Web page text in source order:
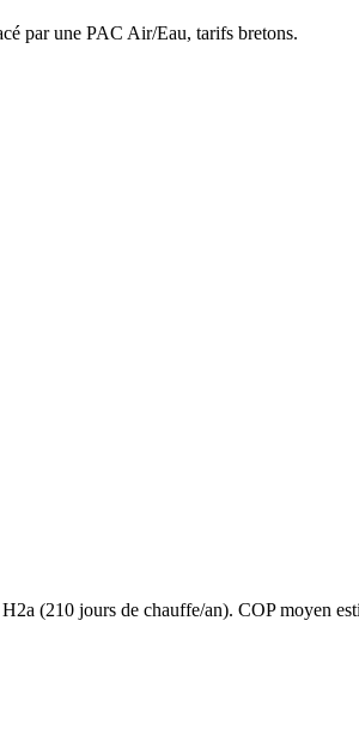
par une PAC Air/Eau, tarifs bretons.
H2a (210 jours de chauffe/an). COP moyen